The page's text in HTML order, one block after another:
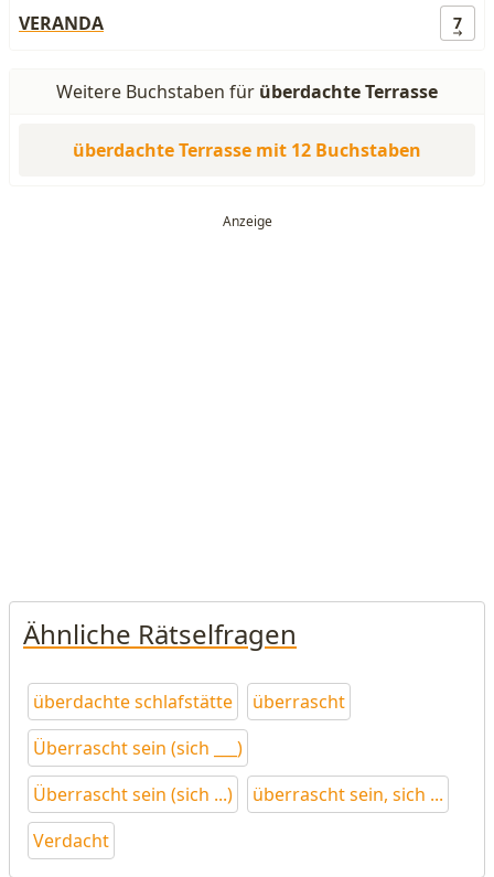
VERANDA 7
Weitere Buchstaben für überdachte Terrasse
überdachte Terrasse mit 12 Buchstaben
Ähnliche Rätselfragen
überdachte schlafstätte
überrascht
Überrascht sein (sich ___)
Überrascht sein (sich ...)
überrascht sein, sich ...
Verdacht